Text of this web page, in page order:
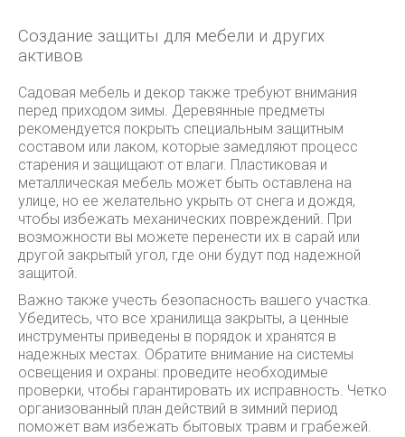
Создание защиты для мебели и других
активов
Садовая мебель и декор также требуют внимания
перед приходом зимы. Деревянные предметы
рекомендуется покрыть специальным защитным
составом или лаком, которые замедляют процесс
старения и защищают от влаги. Пластиковая и
металлическая мебель может быть оставлена на
улице, но ее желательно укрыть от снега и дождя,
чтобы избежать механических повреждений. При
возможности вы можете перенести их в сарай или
другой закрытый угол, где они будут под надежной
защитой.
Важно также учесть безопасность вашего участка.
Убедитесь, что все хранилища закрыты, а ценные
инструменты приведены в порядок и хранятся в
надежных местах. Обратите внимание на системы
освещения и охраны: проведите необходимые
проверки, чтобы гарантировать их исправность. Четко
организованный план действий в зимний период
поможет вам избежать бытовых травм и грабежей.